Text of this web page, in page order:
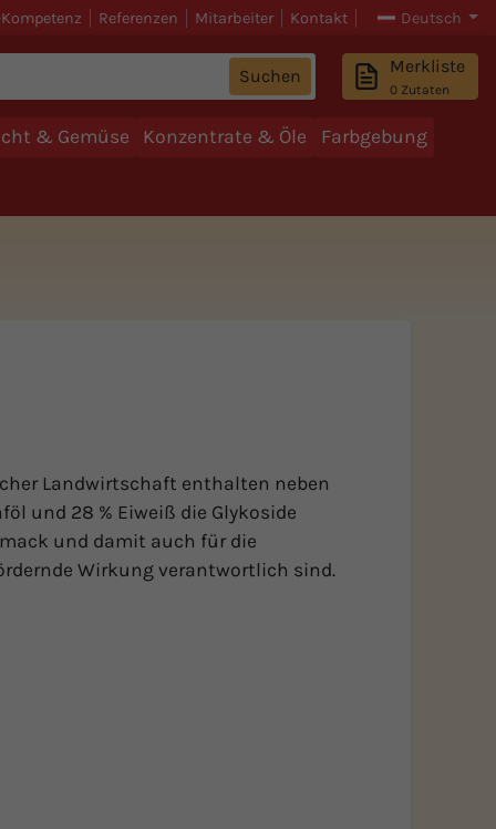
Referenzen Mitarbeiter Kontakt Deutsch
Suchen Merkliste
0 Zutaten
& Gemüse Konzentrate & Öle Farbgebung
Landwirtschaft enthalten neben
und 28 % Eiweiß die Glykoside
und damit auch für die
Wirkung verantwortlich sind.